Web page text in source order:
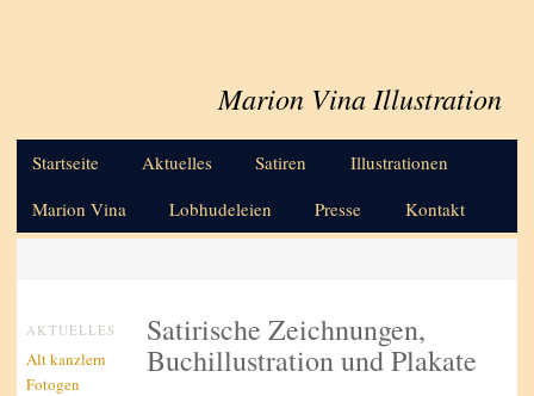
Marion Vina Illustration
Hauptmenü
Zum primären Inhalt springen
Startseite Aktuelles Satiren
Illustrationen
Marion Vina
Lobhudeleien Presse Kontakt
Satirische Zeichnungen,
Buchillustration und Plakate
AKTUELLES
Alt kanzlern
Fotogen